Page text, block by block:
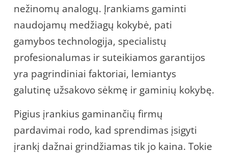
nežinomų analogų. Įrankiams gaminti
naudojamų medžiagų kokybė, pati
gamybos technologija, specialistų
profesionalumas ir suteikiamos garantijos
yra pagrindiniai faktoriai, lemiantys
galutinę užsakovo sėkmę ir gaminių kokybę.
Pigius įrankius gaminančių firmų
pardavimai rodo, kad sprendimas įsigyti
įrankį dažnai grindžiamas tik jo kaina. Tokie